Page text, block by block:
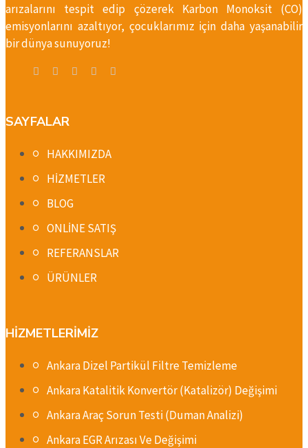
arızalarını tespit edip çözerek Karbon Monoksit (CO)
emisyonlarını azaltıyor, çocuklarımız için daha yaşanabilir
bir dünya sunuyoruz!
SAYFALAR
HAKKIMIZDA
HİZMETLER
BLOG
ONLİNE SATIŞ
REFERANSLAR
ÜRÜNLER
HİZMETLERİMİZ
Ankara Dizel Partikül Filtre Temizleme
Ankara Katalitik Konvertör (Katalizör) Değişimi
Ankara Araç Sorun Testi (Duman Analizi)
Ankara EGR Arızası Ve Değişimi